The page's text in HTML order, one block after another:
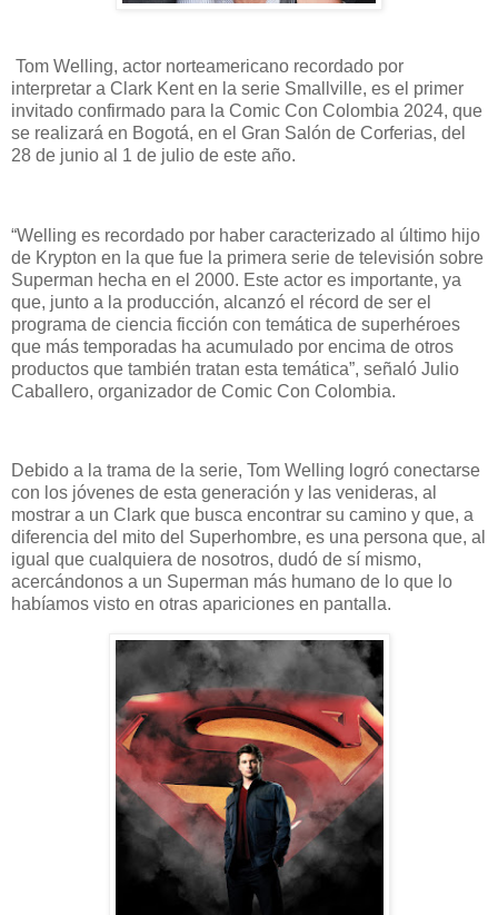
Tom Welling, actor norteamericano recordado por
interpretar a Clark Kent en la serie Smallville, es el primer
invitado confirmado para la Comic Con Colombia 2024, que
se realizará en Bogotá, en el Gran Salón de Corferias, del
28 de junio al 1 de julio de este año.
“Welling es recordado por haber caracterizado al último hijo
de Krypton en la que fue la primera serie de televisión sobre
Superman hecha en el 2000. Este actor es importante, ya
que, junto a la producción, alcanzó el récord de ser el
programa de ciencia ficción con temática de superhéroes
que más temporadas ha acumulado por encima de otros
productos que también tratan esta temática”, señaló Julio
Caballero, organizador de Comic Con Colombia.
Debido a la trama de la serie, Tom Welling logró conectarse
con los jóvenes de esta generación y las venideras, al
mostrar a un Clark que busca encontrar su camino y que, a
diferencia del mito del Superhombre, es una persona que, al
igual que cualquiera de nosotros, dudó de sí mismo,
acercándonos a un Superman más humano de lo que lo
habíamos visto en otras apariciones en pantalla.